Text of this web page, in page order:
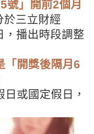
號」開前2個月
於三立財經
，播出時段調整
「開獎後隔月6
或國定假日，